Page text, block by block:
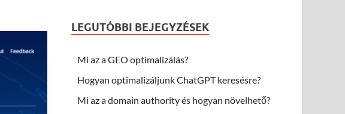
LEGUTÓBBI BEJEGYZÉSEK
Mi az a GEO optimalizálás?
Hogyan optimalizáljunk ChatGPT keresésre?
Mi az a domain authority és hogyan növelhető?